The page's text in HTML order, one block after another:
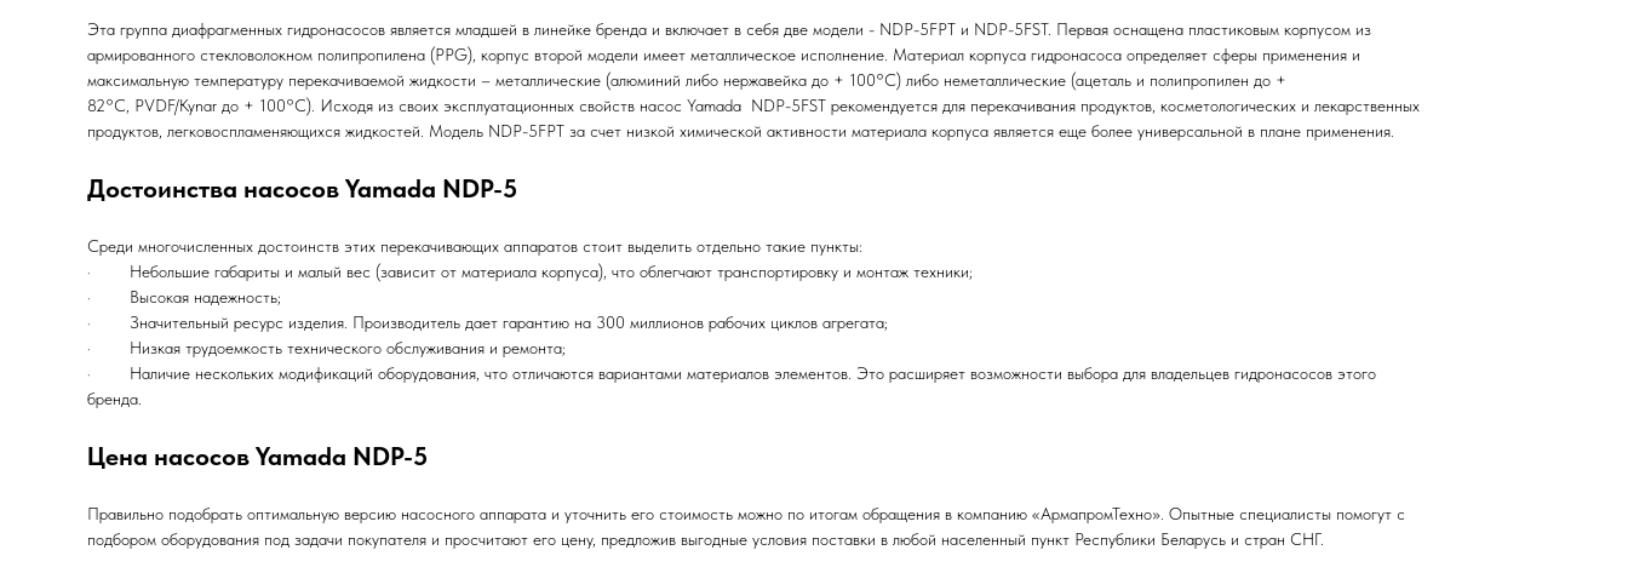
Эта группа диафрагменных гидронасосов является младшей в линейке бренда и включает в себя две модели - NDP-5FPT и NDP-5FST. Первая оснащена пластиковым корпусом из
армированного стекловолокном полипропилена (PPG), корпус второй модели имеет металлическое исполнение. Материал корпуса гидронасоса определяет сферы применения и
максимальную температуру перекачиваемой жидкости – металлические (алюминий либо нержавейка до + 100°C) либо неметаллические (ацеталь и полипропилен до +
82°C, PVDF/Kynar до + 100°C). Исходя из своих эксплуатационных свойств насос Yamada NDP-5FST рекомендуется для перекачивания продуктов, косметологических и лекарственных
продуктов, легковоспламеняющихся жидкостей. Модель NDP-5FPT за счет низкой химической активности материала корпуса является еще более универсальной в плане применения.
Достоинства насосов Yamada NDP-5
Среди многочисленных достоинств этих перекачивающих аппаратов стоит выделить отдельно такие пункты:
· Небольшие габариты и малый вес (зависит от материала корпуса), что облегчают транспортировку и монтаж техники;
· Высокая надежность;
· Значительный ресурс изделия. Производитель дает гарантию на 300 миллионов рабочих циклов агрегата;
· Низкая трудоемкость технического обслуживания и ремонта;
· Наличие нескольких модификаций оборудования, что отличаются вариантами материалов элементов. Это расширяет возможности выбора для владельцев гидронасосов этого
бренда.
Цена насосов Yamada NDP-5
Правильно подобрать оптимальную версию насосного аппарата и уточнить его стоимость можно по итогам обращения в компанию «АрмапромТехно». Опытные специалисты помогут с
подбором оборудования под задачи покупателя и просчитают его цену, предложив выгодные условия поставки в любой населенный пункт Республики Беларусь и стран СНГ.